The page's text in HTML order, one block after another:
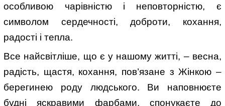
особливою чарівністю і неповторністю, є
символом сердечності, доброти, кохання,
радості і тепла.
Все найсвітліше, що є у нашому житті, – весна,
радість, щастя, кохання, пов’язане з Жінкою –
берегинею роду людського. Ви наповнюєте
будні яскравими фарбами, спонукаєте до